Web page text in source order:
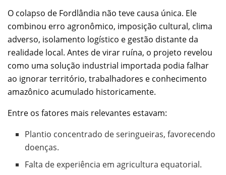
O colapso de Fordlândia não teve causa única. Ele
combinou erro agronômico, imposição cultural, clima
adverso, isolamento logístico e gestão distante da
realidade local. Antes de virar ruína, o projeto revelou
como uma solução industrial importada podia falhar
ao ignorar território, trabalhadores e conhecimento
amazônico acumulado historicamente.
Entre os fatores mais relevantes estavam:
Plantio concentrado de seringueiras, favorecendo
doenças.
Falta de experiência em agricultura equatorial.